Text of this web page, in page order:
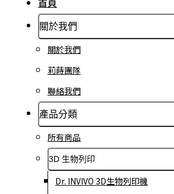
關於我們
關於我們
莉蒔團隊
聯絡我們
產品分類
所有商品
3D 生物列印
Dr. INVIVO 3D生物列印機